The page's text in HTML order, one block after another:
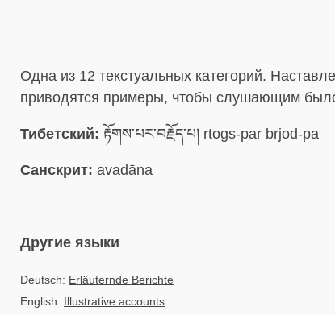
Одна из 12 текстуальных категорий.
приводятся примеры, чтобы слушающим
Тибетский: རྟོགས་པར་བརྗོད་པ། rtogs-par brjod-pa
Санскрит: avadāna
Другие языки
Deutsch: Erläuternde Berichte
English: Illustrative accounts